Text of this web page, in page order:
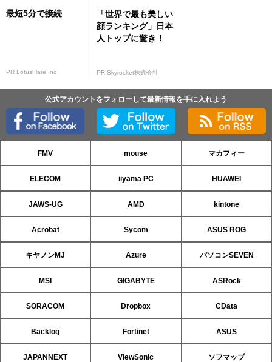
最短5分で接続
PR LotusFlare Inc
「世界で最も美しい
顔ランキング」日本
人トップに驚き！
PR Skyrocket株式会社
公式アカウントをフォローして最新情報を手に入れよう
FMV mouse マカフィー
ELECOM iiyama PC HUAWEI
JAWS-UG AMD kintone
Acrobat Sycom ASUS ROG
キヤノンMJ Azure パソコンSEVEN
MSI GIGABYTE ASRock
SORACOM Dropbox CData
Backlog Fortinet ASUS
JAPANNEXT ViewSonic ソフマップ